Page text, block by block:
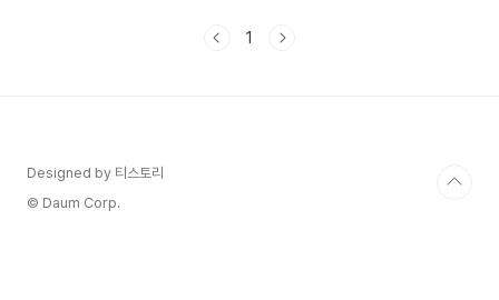
레시죠? 🥳 지난 7월 21일부터 1차 신청이 시작되었고, 오늘 2025년 7월
1
Designed by 티스토리
© Daum Corp.